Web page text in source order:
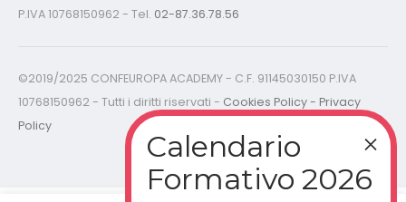
P.IVA 10768150962 - Tel. 02-87.36.78.56
©2019/2025 CONFEUROPA ACADEMY - C.F. 91145030150 P.IVA
10768150962 - Tutti i diritti riservati - Cookies Policy - Privacy
Policy